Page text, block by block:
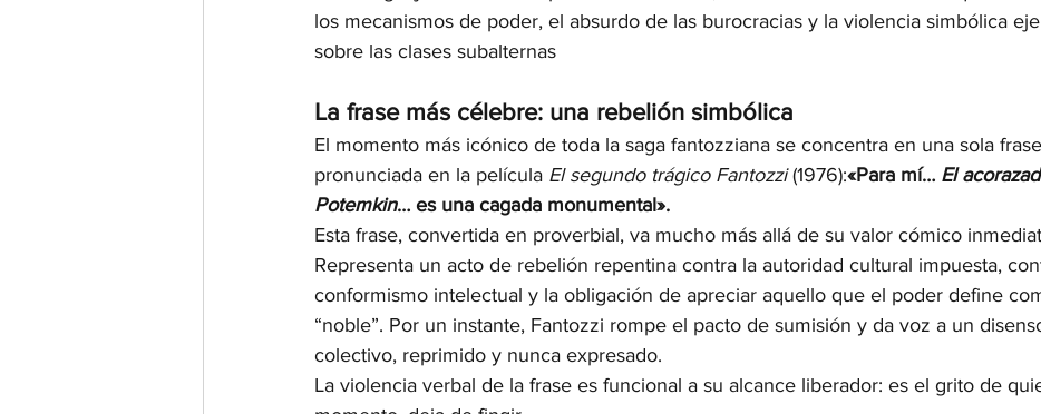
los mecanismos de poder, el absurdo de las burocracias y la violencia simbólica
sobre las clases subalternas
La frase más célebre: una rebelión simbólica
El momento más icónico de toda la saga fantozziana se concentra en una sola
pronunciada en la película El segundo trágico Fantozzi (1976):«Para mí… El
Potemkin… es una cagada monumental».
Esta frase, convertida en proverbial, va mucho más allá de su valor cómico
Representa un acto de rebelión repentina contra la autoridad cultural impuesta,
conformismo intelectual y la obligación de apreciar aquello que el poder define
“noble”. Por un instante, Fantozzi rompe el pacto de sumisión y da voz a un
colectivo, reprimido y nunca expresado.
La violencia verbal de la frase es funcional a su alcance liberador: es el grito de